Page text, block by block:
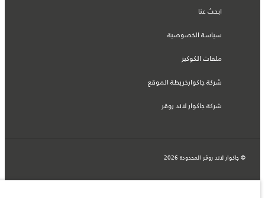
ابحث عنا
سياسة الخصوصية
ملفات الكوكيز
شركة جاكوارخريطة الموقع
شركة جاكوار لاند روڤر
© جاكوار لاند روڨر المحدودة 2026